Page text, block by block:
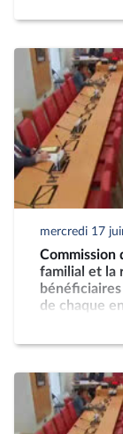
mercredi 17
Commission
familial et la
de chaque